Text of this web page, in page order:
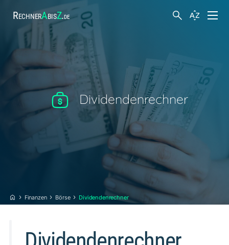
RechnerAbisZ.de
Finanzen
Körper und Gesundheit
Hobby und Freizeit
Sonstiges
Suche
Finanzen Börse Dividendenrechner
Dividendenrechner